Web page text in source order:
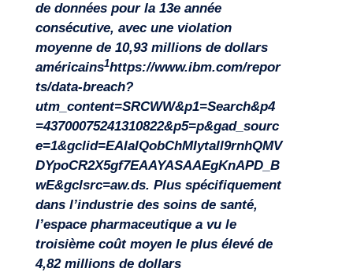
de données pour la 13e année
consécutive, avec une violation
moyenne de 10,93 millions de dollars
américains1https://www.ibm.com/repor
ts/data-breach?
utm_content=SRCWW&p1=Search&p4
=43700075241310822&p5=p&gad_sourc
e=1&gclid=EAIaIQobChMIytall9rnhQMV
DYpoCR2X5gf7EAAYASAAEgKnAPD_B
wE&gclsrc=aw.ds. Plus spécifiquement
dans l’industrie des soins de santé,
l’espace pharmaceutique a vu le
troisième coût moyen le plus élevé de
4,82 millions de dollars